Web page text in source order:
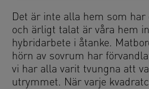
Det är inte alla hem som har
och ärligt talat är våra hem
hybridarbete i åtanke.
hörn av sovrum har
vi har alla varit tvungna att
utrymmet. När varje